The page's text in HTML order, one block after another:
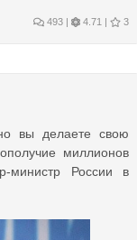
493 | 4.71 | 3
вы делаете свою
миллионов
министр России в